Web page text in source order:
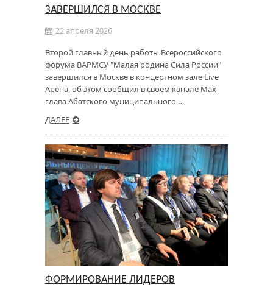
ЗАВЕРШИЛСЯ В МОСКВЕ
22 апреля 2026
Второй главный день работы Всероссийского
форума ВАРМСУ "Малая родина Сила России"
завершился в Москве в концертном зале Live
Арена, об этом сообщил в своем канале Мах
глава Абатского муниципального …
ДАЛЕЕ
ФОРМИРОВАНИЕ ЛИДЕРОВ